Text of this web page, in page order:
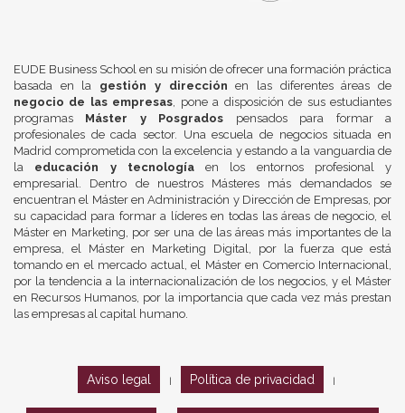
EUDE Business School en su misión de ofrecer una formación práctica
basada en la gestión y dirección en las diferentes áreas de
negocio de las empresas, pone a disposición de sus estudiantes
programas Máster y Posgrados pensados para formar a
profesionales de cada sector. Una escuela de negocios situada en
Madrid comprometida con la excelencia y estando a la vanguardia de
la educación y tecnologíaen los entornos profesional y
empresarial. Dentro de nuestros Másteres más demandados se
encuentran el Máster en Administración y Dirección de Empresas, por
su capacidad para formar a líderes en todas las áreas de negocio, el
Máster en Marketing, por ser una de las áreas más importantes de la
empresa, el Máster en Marketing Digital, por la fuerza que está
tomando en el mercado actual, el Máster en Comercio Internacional,
por la tendencia a la internacionalización de los negocios, y el Máster
en Recursos Humanos, por la importancia que cada vez más prestan
las empresas al capital humano.
Aviso legal Política de privacidad